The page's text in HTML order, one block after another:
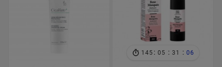
145 : 05 : 31 : 05